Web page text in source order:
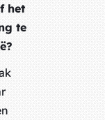
het
te